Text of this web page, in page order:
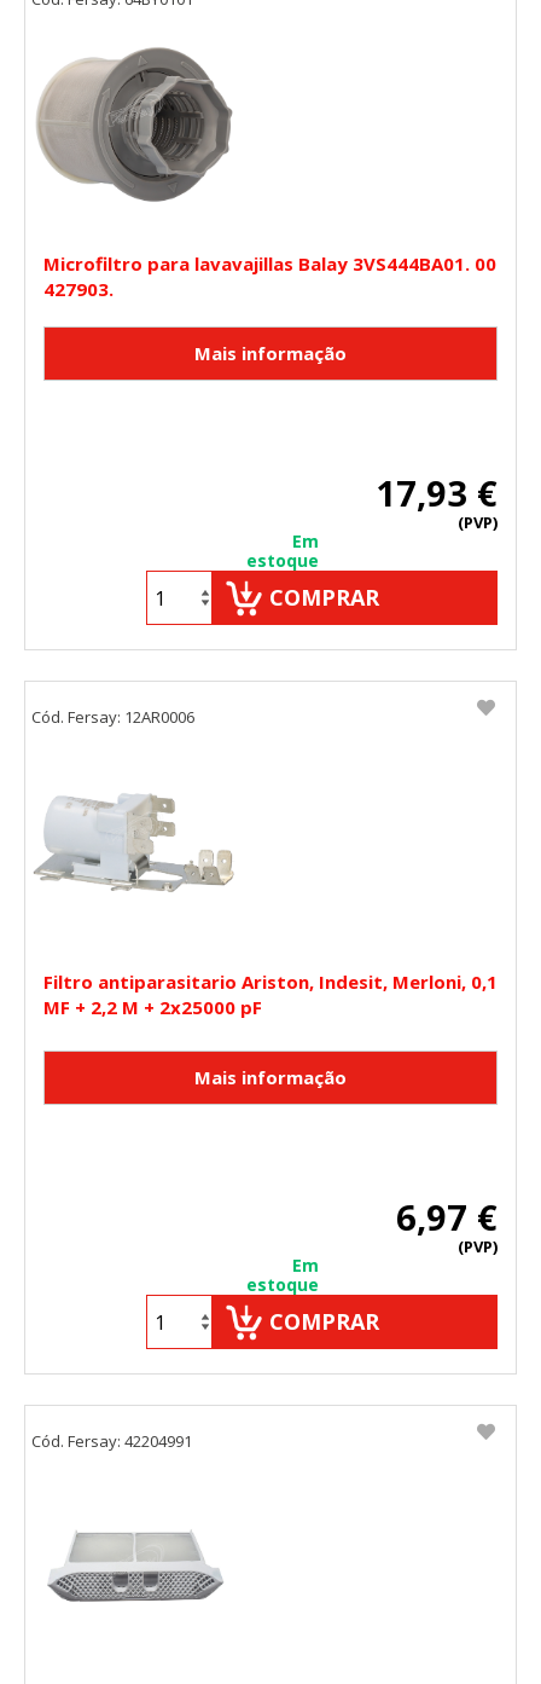
Microfiltro para lavavajillas Balay 3VS444BA01. 00
427903.
17,93 €
(PVP)
Em
estoque
COMPRAR
Filtro antiparasitario Ariston, Indesit, Merloni, 0,1
MF + 2,2 M + 2x25000 pF
6,97 €
(PVP)
Em
estoque
COMPRAR
Cód. Fersay: 12AR0006
Cód. Fersay: 42204991